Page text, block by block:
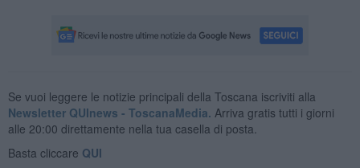
Se vuoi leggere le notizie principali della Toscana iscriviti alla
Newsletter QUInews - ToscanaMedia. Arriva gratis tutti i giorni
alle 20:00 direttamente nella tua casella di posta.
Basta cliccare QUI